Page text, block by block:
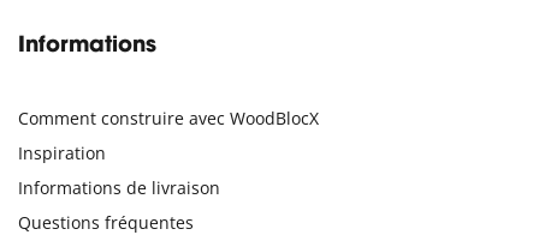
Informations
Comment construire avec WoodBlocX
Inspiration
Informations de livraison
Questions fréquentes